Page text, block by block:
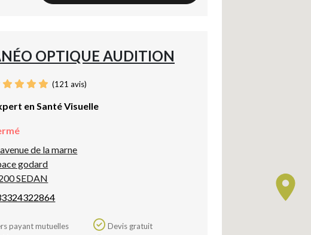
OPTIQUE AUDITION
(121 avis)
en Santé Visuelle
de la marne
godard
SEDAN
Devis gratuit